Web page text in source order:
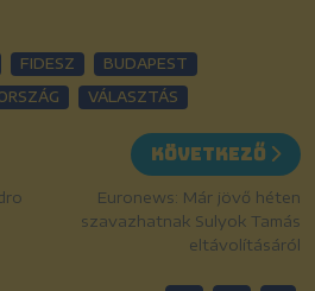
FIDESZ
BUDAPEST
VÁLASZTÁS
Következő
Euronews: Már jövő héten
szavazhatnak Sulyok Tamás
eltávolításáról